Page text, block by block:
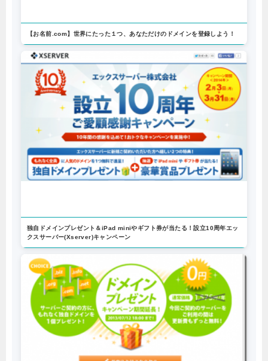
【お名前.com】世界にたった１つ、あなただけのドメインを登録しよう！
独自ドメインプレゼント＆iPad miniやギフト券が当たる！設立10周年エッ
クスサーバー(Xserver)キャンペーン